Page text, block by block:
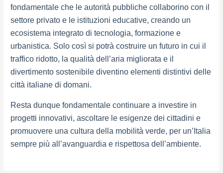
fondamentale che le autorità pubbliche collaborino con il
settore privato e le istituzioni educative, creando un
ecosistema integrato di tecnologia, formazione e
urbanistica. Solo così si potrà costruire un futuro in cui il
traffico ridotto, la qualità dell’aria migliorata e il
divertimento sostenibile diventino elementi distintivi delle
città italiane di domani.
Resta dunque fondamentale continuare a investire in
progetti innovativi, ascoltare le esigenze dei cittadini e
promuovere una cultura della mobilità verde, per un’Italia
sempre più all’avanguardia e rispettosa dell’ambiente.